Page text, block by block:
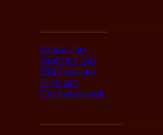
Száraz gin
Ízesített gin
Old Tom gin
Pink gin
Gin kollekciók